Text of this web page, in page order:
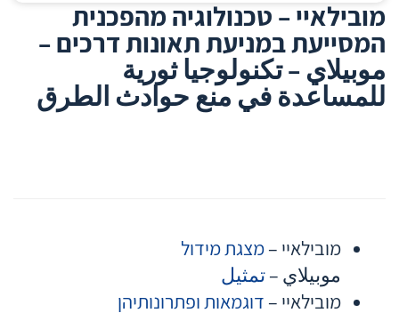
מובילאיי – טכנולוגיה מהפכנית
המסייעת במניעת תאונות דרכים –
موبيلاي – تكنولوجيا ثورية
للمساعدة في منع حوادث الطرق
מובילאיי –מצגת מידול
موبيلاي –تمثيل
מובילאיי – דוגמאות ופתרונותיהן